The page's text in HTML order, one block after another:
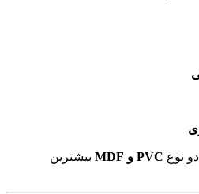
نوع PVC و MDF
بیشترین